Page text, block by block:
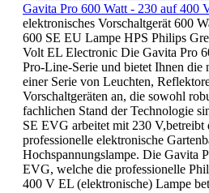
Gavita Pro 600 Watt - 230 auf 400
elektronisches Vorschaltgerät 600
600 SE EU Lampe HPS Philips
Volt EL Electronic Die Gavita Pro
Pro-Line-Serie und bietet Ihnen die
einer Serie von Leuchten,
Vorschaltgeräten an, die sowohl
fachlichen Stand der Technologie
SE EVG arbeitet mit 230 V,betreibt
professionelle elektronische
Hochspannungslampe. Die Gavita
EVG, welche die professionelle
400 V EL (elektronische) Lampe